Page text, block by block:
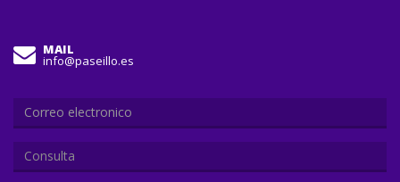
MAIL
info@paseillo.es
Consulta